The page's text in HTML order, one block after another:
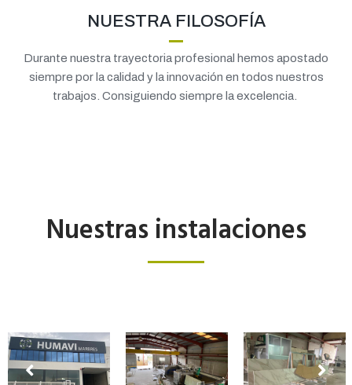
NUESTRA FILOSOFÍA
Durante nuestra trayectoria profesional hemos apostado
siempre por la calidad y la innovación en todos nuestros
trabajos. Consiguiendo siempre la excelencia.
Nuestras instalaciones